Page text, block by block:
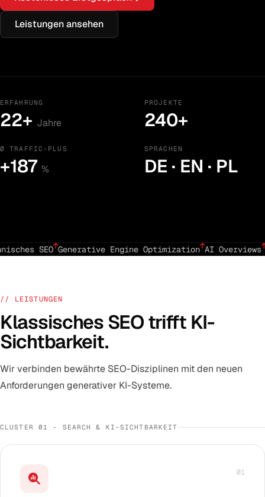
Leistungen ansehen
ERFAHRUNG
22+ Jahre
PROJEKTE
240+
Ø TRAFFIC-PLUS
+187 %
SPRACHEN
DE · EN · PL
SEO Generative Engine Optimization AI Overviews
// LEISTUNGEN
Klassisches SEO trifft KI-
Sichtbarkeit.
Wir verbinden bewährte SEO-Disziplinen mit den neuen
Anforderungen generativer KI-Systeme.
CLUSTER 01 - SEARCH & KI-SICHTBARKEIT
01